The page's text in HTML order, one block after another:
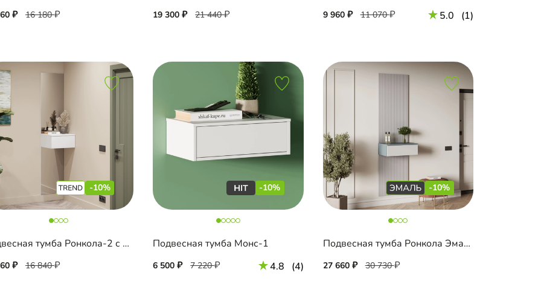
16 180 19 300 21 440 9 960 11 070 5.0 (1)
-10%
Подвесная тумба Ронкола-2 с зеркалом
16 840
-10%
Подвесная тумба Монс-1
6 500 7 220 4.8 (4)
-10%
Подвесная тумба Ронкола Эмаль со стеновой панелью
27 660 30 730